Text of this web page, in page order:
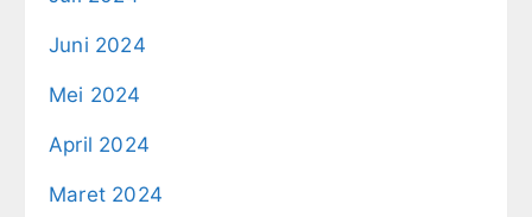
Juni 2024
Mei 2024
April 2024
Maret 2024